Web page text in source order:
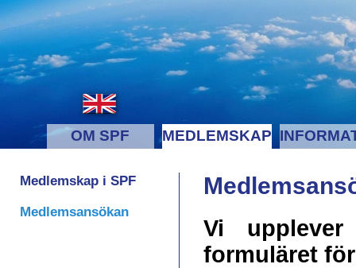
OM SPF MEDLEMSKAP
Medlemskap i SPF
Medlemsansökan
Vi
formuläret